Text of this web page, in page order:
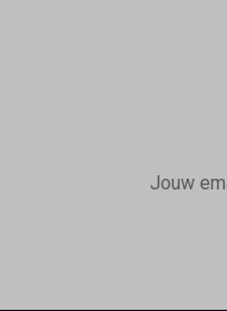
mailadres